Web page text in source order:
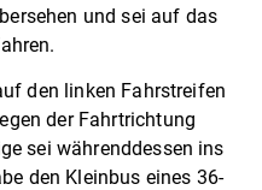
und sei auf das
den linken Fahrstreifen
der Fahrtrichtung
sei währenddessen ins
den Kleinbus eines 36-